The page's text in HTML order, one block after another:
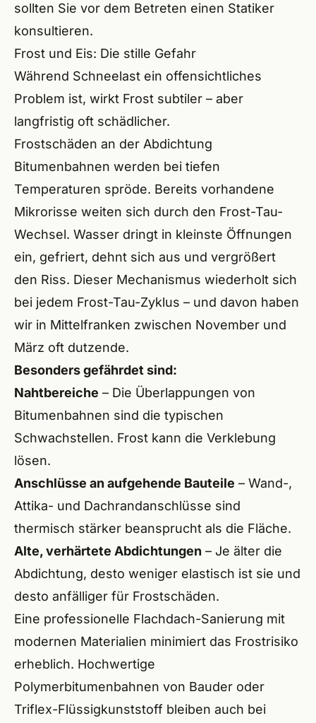
sollten Sie vor dem Betreten einen Statiker
konsultieren.
Frost und Eis: Die stille Gefahr
Während Schneelast ein offensichtliches
Problem ist, wirkt Frost subtiler – aber
langfristig oft schädlicher.
Frostschäden an der Abdichtung
Bitumenbahnen werden bei tiefen
Temperaturen spröde. Bereits vorhandene
Mikrorisse weiten sich durch den Frost-Tau-
Wechsel. Wasser dringt in kleinste Öffnungen
ein, gefriert, dehnt sich aus und vergrößert
den Riss. Dieser Mechanismus wiederholt sich
bei jedem Frost-Tau-Zyklus – und davon haben
wir in Mittelfranken zwischen November und
März oft dutzende.
Besonders gefährdet sind:
Nahtbereiche – Die Überlappungen von
Bitumenbahnen sind die typischen
Schwachstellen. Frost kann die Verklebung
lösen.
Anschlüsse an aufgehende Bauteile – Wand-,
Attika- und Dachrandanschlüsse sind
thermisch stärker beansprucht als die Fläche.
Alte, verhärtete Abdichtungen – Je älter die
Abdichtung, desto weniger elastisch ist sie und
desto anfälliger für Frostschäden.
Eine professionelle Flachdach-Sanierung mit
modernen Materialien minimiert das Frostrisiko
erheblich. Hochwertige
Polymerbitumenbahnen von Bauder oder
Triflex-Flüssigkunststoff bleiben auch bei